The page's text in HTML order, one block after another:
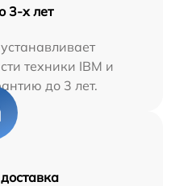
3-х лет
техники IBM и
до 3 лет.